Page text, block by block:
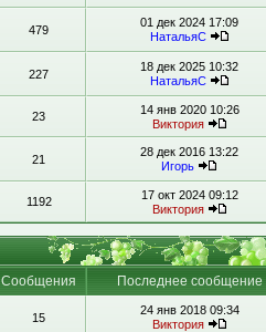
479
01 дек 2024 17:09
НатальяС
227
18 дек 2025 10:32
НатальяС
23
14 янв 2020 10:26
Виктория
21
28 дек 2016 13:22
Игорь
1192
17 окт 2024 09:12
Виктория
Сообщения
Последнее сообщение
15
24 янв 2018 09:34
Виктория